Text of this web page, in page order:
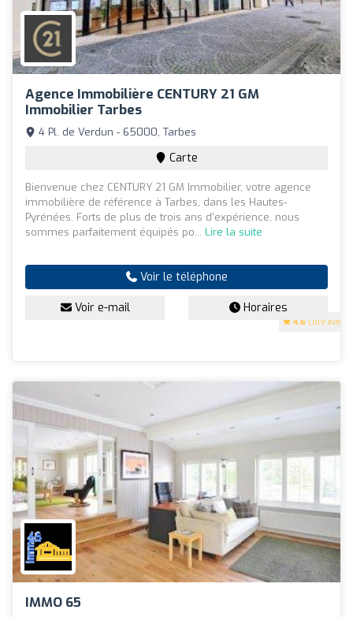
Agence Immobilière CENTURY 21 GM
Immobilier Tarbes
4.6 (109 avis)
4 Pl. de Verdun - 65000, Tarbes
Carte
Bienvenue chez CENTURY 21 GM Immobilier, votre agence
immobilière de référence à Tarbes, dans les Hautes-
Pyrénées. Forts de plus de trois ans d'expérience, nous
sommes parfaitement équipés po... Lire la suite
Voir le téléphone
Voir e-mail Horaires
IMMO 65